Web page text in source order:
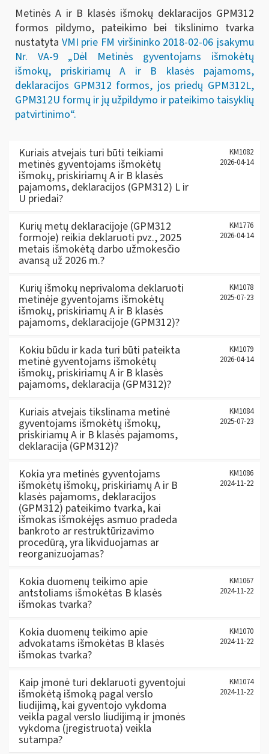
Metinės A ir B klasės išmokų deklaracijos GPM312
formos pildymo, pateikimo bei tikslinimo tvarka
nustatyta VMI prie FM viršininko 2018-02-06 įsakymu
Nr. VA-9 „Dėl Metinės gyventojams išmokėtų
išmokų, priskiriamų A ir B klasės pajamoms,
deklaracijos GPM312 formos, jos priedų GPM312L,
GPM312U formų ir jų užpildymo ir pateikimo taisyklių
patvirtinimo“.
Kuriais atvejais turi būti teikiami
metinės gyventojams išmokėtų
išmokų, priskiriamų A ir B klasės
pajamoms, deklaracijos (GPM312) L ir
U priedai?
KM1082
2026-04-14
Kurių metų deklaracijoje (GPM312
formoje) reikia deklaruoti pvz., 2025
metais išmokėtą darbo užmokesčio
avansą už 2026 m.?
KM1776
2026-04-14
Kurių išmokų neprivaloma deklaruoti
metinėje gyventojams išmokėtų
išmokų, priskiriamų A ir B klasės
pajamoms, deklaracijoje (GPM312)?
KM1078
2025-07-23
Kokiu būdu ir kada turi būti pateikta
metinė gyventojams išmokėtų
išmokų, priskiriamų A ir B klasės
pajamoms, deklaracija (GPM312)?
KM1079
2026-04-14
Kuriais atvejais tikslinama metinė
gyventojams išmokėtų išmokų,
priskiriamų A ir B klasės pajamoms,
deklaracija (GPM312)?
KM1084
2025-07-23
Kokia yra metinės gyventojams
išmokėtų išmokų, priskiriamų A ir B
klasės pajamoms, deklaracijos
(GPM312) pateikimo tvarka, kai
išmokas išmokėjęs asmuo pradeda
bankroto ar restruktūrizavimo
procedūrą, yra likviduojamas ar
reorganizuojamas?
KM1086
2024-11-22
Kokia duomenų teikimo apie
antstoliams išmokėtas B klasės
išmokas tvarka?
KM1067
2024-11-22
Kokia duomenų teikimo apie
advokatams išmokėtas B klasės
išmokas tvarka?
KM1070
2024-11-22
Kaip įmonė turi deklaruoti gyventojui
išmokėtą išmoką pagal verslo
liudijimą, kai gyventojo vykdoma
veikla pagal verslo liudijimą ir įmonės
vykdoma (įregistruota) veikla
sutampa?
KM1074
2024-11-22